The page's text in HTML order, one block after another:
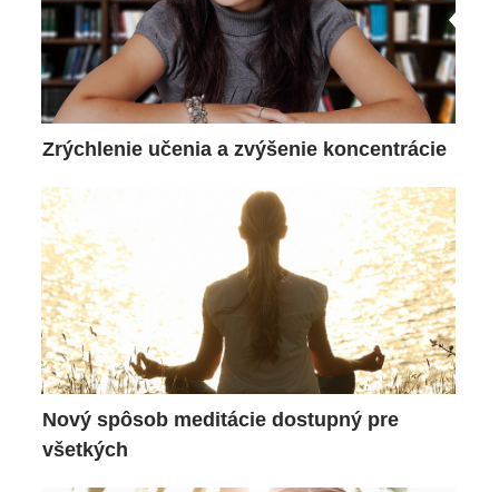
Zrýchlenie učenia a zvýšenie koncentrácie
Nový spôsob meditácie dostupný pre
všetkých